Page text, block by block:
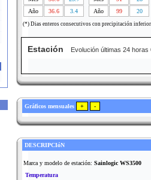
Año
36.6 3.4 Año 99 20
(*) Dias enteros consecutivos con precipitación inferior
Estación Evolución últimas 24 horas
Gráficos mensuales
DESCRIPCIóN
Marca y modelo de estación: Sainlogic WS3500
Temperatura